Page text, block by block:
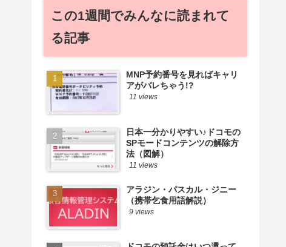
かおるが調べた案件をこっ
そ...
この1週間でみんなに読まれて
る記事
MNP予約番号を見ればキャリ
アがバレちゃう!?
11 views
日本一分かりやすい♪ドコモの
SPモードコンテンツの解除方
法（図解）
11 views
アラジン・パスカル・ジニー
（携帯乞食用語解説）
9 views